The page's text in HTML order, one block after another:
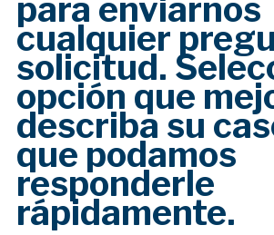
para enviarnos
cualquier
solicitud.
opción que
describa su
que podamos
responderle
rápidamente.